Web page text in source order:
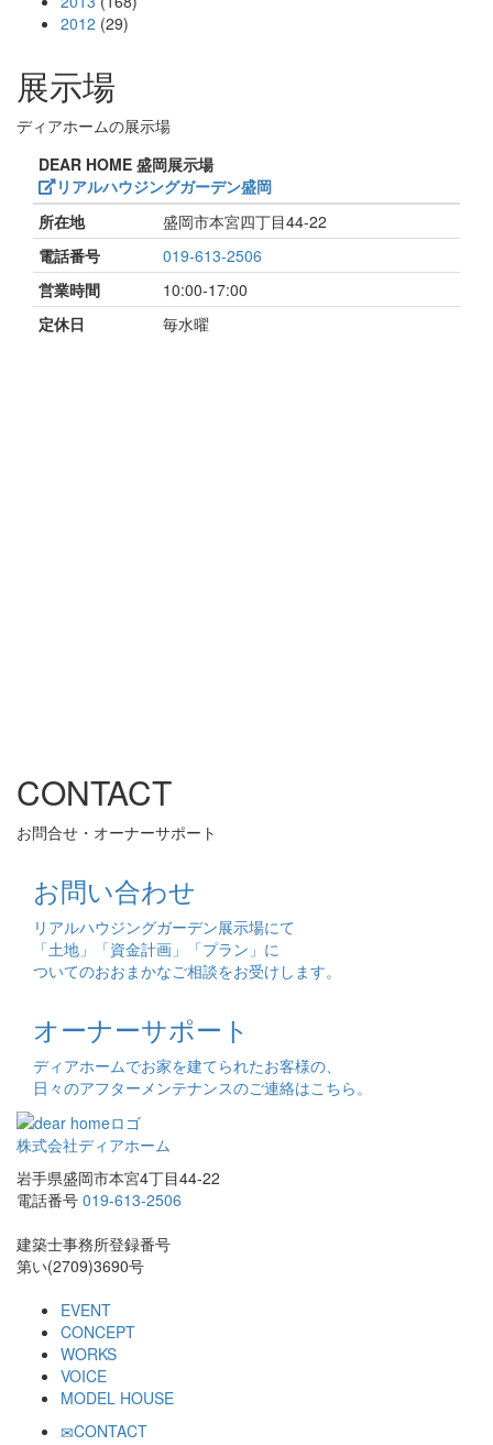
2012 (29)
展示場
ディアホームの展示場
DEAR HOME 盛岡展示場
リアルハウジングガーデン盛岡
所在地
盛岡市本宮四丁目44-22
電話番号
019-613-2506
営業時間
10:00-17:00
定休日
毎水曜
CONTACT
お問合せ・オーナーサポート
お問い合わせ
リアルハウジングガーデン展示場にて
「土地」「資金計画」「プラン」に
ついてのおおまかなご相談をお受けします。
オーナーサポート
ディアホームでお家を建てられたお客様の、
日々のアフターメンテナンスのご連絡はこちら。
株式会社ディアホーム
岩手県盛岡市本宮4丁目44-22
電話番号 019-613-2506
建築士事務所登録番号
第い(2709)3690号
EVENT
CONCEPT
WORKS
VOICE
MODEL HOUSE
CONTACT